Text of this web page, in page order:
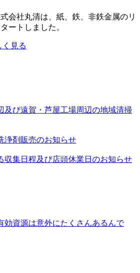
会社丸清は、紙、鉄、非鉄金属のリ
ートしました。
く見る
及び遠賀・芦屋工場周辺の地域清掃
浄剤販売のお知らせ
収集日程及び店頭休業日のお知らせ
効資源は意外にたくさんあるんで